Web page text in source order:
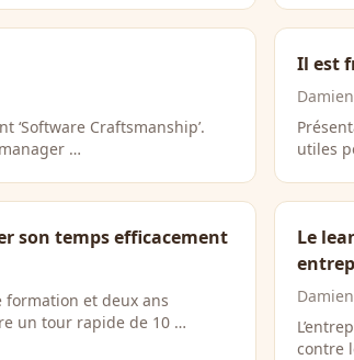
‘Software Craftsmanship’.
…
Il est
utiles
son temps efficacement
formation et deux ans
un tour rapide de 10 …
Le
contre